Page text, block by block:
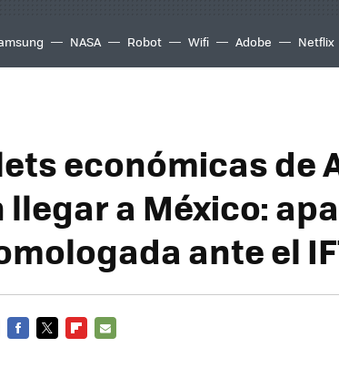
NASA Robot Wifi Adobe Netflix
económicas de
a México:
ante el